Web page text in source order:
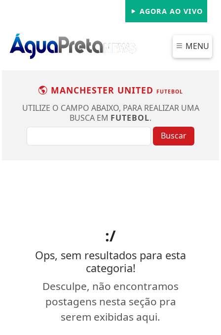
AGORA AO VIVO
MENU
MANCHESTER UNITED FUTEBOL
UTILIZE O CAMPO ABAIXO, PARA REALIZAR UMA
BUSCA EM FUTEBOL.
Buscar
:/
Ops, sem resultados para esta
categoria!
Desculpe, não encontramos
postagens nesta seção pra
serem exibidas aqui.